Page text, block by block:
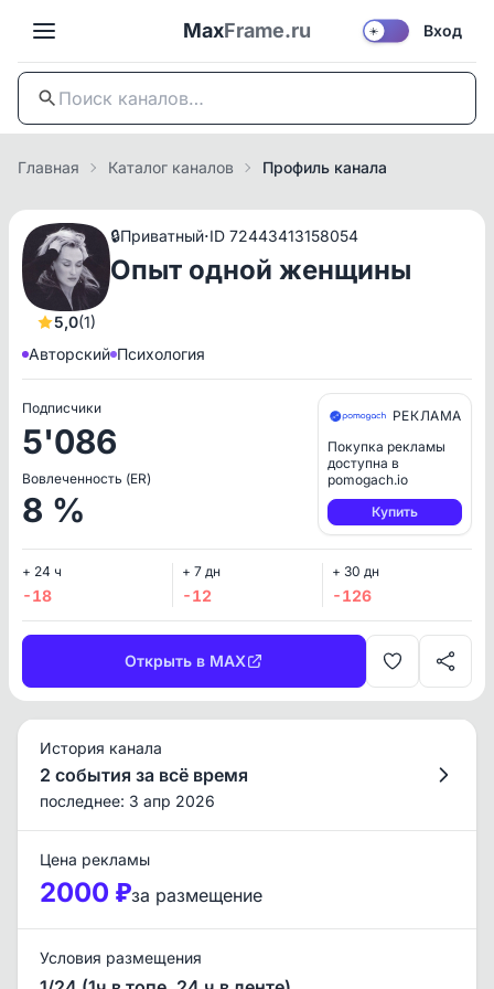
MaxFrame.ru ☀️ Вход
Главная Каталог каналов Профиль канала
5,0(1)
🔒Приватный·ID 72443413158054
Опыт одной женщины
Авторский Психология
Подписчики
5'086
Вовлеченность (ER)
8 %
РЕКЛАМА
Покупка рекламы
доступна в
pomogach.io
Купить
+ 24 ч
-18
+ 7 дн
-12
+ 30 дн
-126
Открыть в MAX
История канала
2 события за всё время
последнее: 3 апр 2026
Цена рекламы
2000 ₽за размещение
Условия размещения